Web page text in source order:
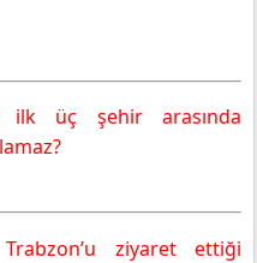
ilk üç şehir arasında
ziyaret ettiği